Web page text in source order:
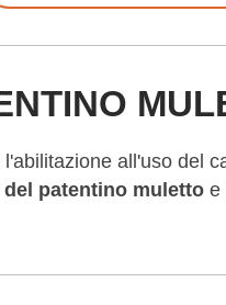
all'uso del
patentino mulettoe